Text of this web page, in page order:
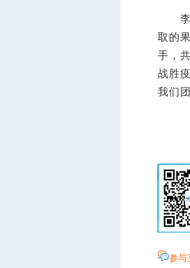
李民
取的
手，
战胜
我们
参与